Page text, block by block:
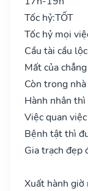
Tốc hỷ:TỐT
Tốc hỷ mọi
Cầu tài cầu
Mất của
Còn trong
Hành nhân
Việc quan
Bệnh tật thì
Gia trạch đẹp
Xuất hành giờ